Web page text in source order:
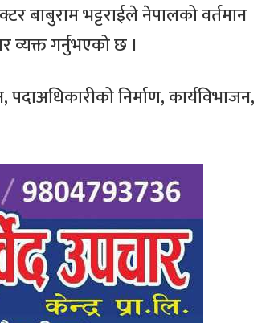
बाबुराम भट्टराईले नेपालको वर्तमान
व्यक्त गर्नुभएको छ ।
निर्माण, कार्यविभाजन,